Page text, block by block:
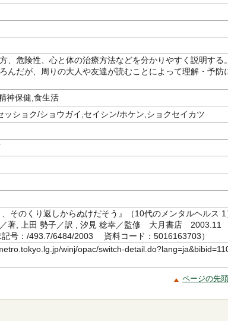
、危険性、心と体の治療方法などを分かりやすく説明する
んだが、周りの大人や友達が読むことによって理解・予防
神保健,食生活
ッショク/ショウガイ,セイシン/ホケン,ショクセイカツ
、そのくり返しからぬけだそう』（10代のメンタルヘルス 1
著, 上田 勢子／訳 , 汐見 稔幸／監修 大月書店 2003.11
号：/493.7/6484/2003 資料コード：5016163703）
winj/opac/switch-
ページの先